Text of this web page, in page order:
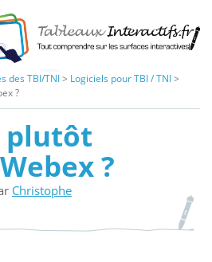
des TBI/TNI> Logiciels pour TBI / TNI>
?
plutôt
?
Christophe